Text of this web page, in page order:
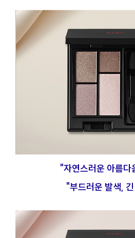
"자연스러운 아름다
"부드러운 발색,